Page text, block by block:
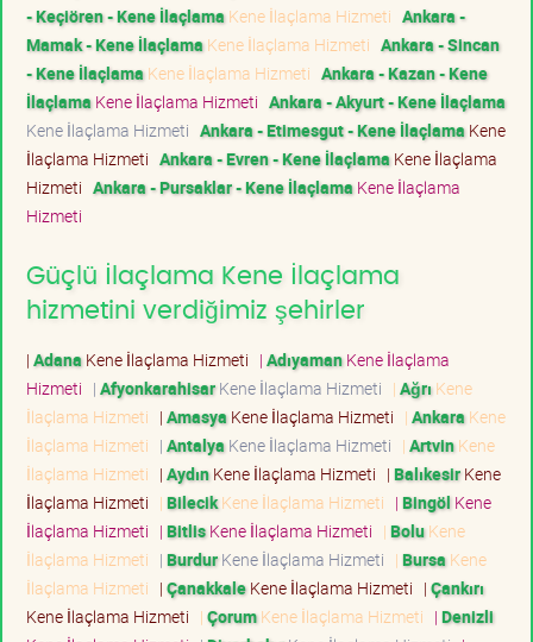
- Keçiören - Kene İlaçlama Kene İlaçlama Hizmeti Ankara -
Mamak - Kene İlaçlama Kene İlaçlama Hizmeti Ankara - Sincan
- Kene İlaçlama Kene İlaçlama Hizmeti Ankara - Kazan - Kene
İlaçlama Kene İlaçlama Hizmeti Ankara - Akyurt - Kene İlaçlama
Kene İlaçlama Hizmeti Ankara - Etimesgut - Kene İlaçlama Kene
İlaçlama Hizmeti Ankara - Evren - Kene İlaçlama Kene İlaçlama
Hizmeti Ankara - Pursaklar - Kene İlaçlama Kene İlaçlama
Hizmeti
Güçlü İlaçlama Kene İlaçlama
hizmetini verdiğimiz şehirler
| Adana Kene İlaçlama Hizmeti | AdıyamanKene İlaçlama
Hizmeti | AfyonkarahisarKene İlaçlama Hizmeti | Ağrı Kene
İlaçlama Hizmeti | Amasya Kene İlaçlama Hizmeti | Ankara Kene
İlaçlama Hizmeti | Antalya Kene İlaçlama Hizmeti | ArtvinKene
İlaçlama Hizmeti | AydınKene İlaçlama Hizmeti | BalıkesirKene
İlaçlama Hizmeti | BilecikKene İlaçlama Hizmeti | Bingöl Kene
İlaçlama Hizmeti | BitlisKene İlaçlama Hizmeti | BoluKene
İlaçlama Hizmeti | BurdurKene İlaçlama Hizmeti | Bursa Kene
İlaçlama Hizmeti | ÇanakkaleKene İlaçlama Hizmeti | Çankırı
Kene İlaçlama Hizmeti | ÇorumKene İlaçlama Hizmeti | Denizli